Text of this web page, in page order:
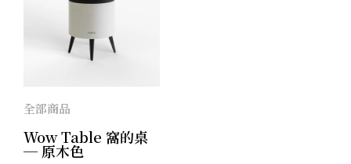
全部商品
Wow Table 窩的桌
─ 原木色